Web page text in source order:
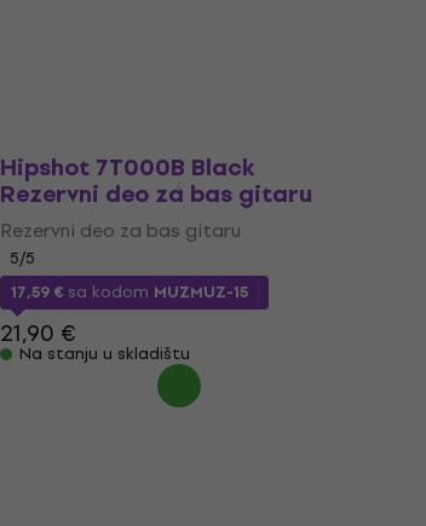
Hipshot 7T000B Black
Rezervni deo za bas gitaru
Rezervni deo za bas gitaru
5/5
17,59 € sa kodom MUZMUZ-15
21,90 €
Na stanju u skladištu